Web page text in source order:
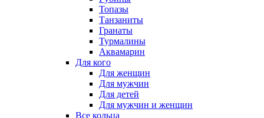
Топазы
Танзаниты
Гранаты
Турмалины
Аквамарин
Для кого
Для женщин
Для мужчин
Для детей
Для мужчин и женщин
Все кольца